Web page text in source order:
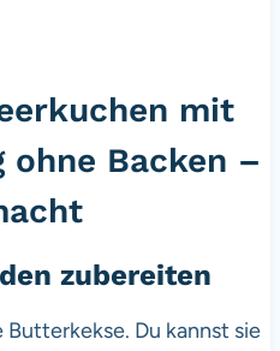
mit
Backen –
zubereiten
Du kannst sie